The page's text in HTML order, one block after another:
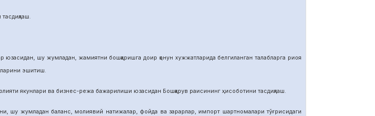
шу жумладан, жамиятни бошқаришга доир қонун хужжатларида белгиланган талабларга риоя
эшитиш.
ва бизнес-режа бажарилиши юзасидан Бошқарув раисининг ҳисоботини тасдиқлаш.
баланс, молиявий натижалар, фойда ва зарарлар, импорт шартномалари тўғрисидаги